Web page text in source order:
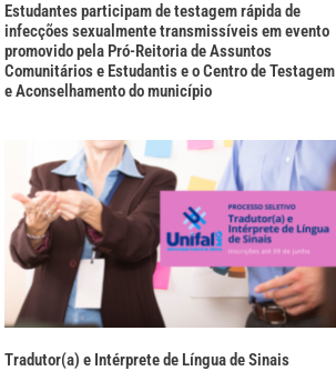
Estudantes participam de testagem rápida de
infecções sexualmente transmissíveis em evento
promovido pela Pró-Reitoria de Assuntos
Comunitários e Estudantis e o Centro de Testagem
e Aconselhamento do município
Tradutor(a) e Intérprete de Língua de Sinais